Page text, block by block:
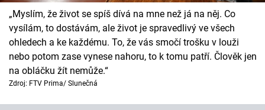
„Myslím, že život se spíš dívá na mne než já na něj. Co
vysílám, to dostávám, ale život je spravedlivý ve všech
ohledech a ke každému. To, že vás smočí trošku v louži
nebo potom zase vynese nahoru, to k tomu patří. Člověk jen
na obláčku žít nemůže.“
Zdroj: FTV Prima/ Slunečná